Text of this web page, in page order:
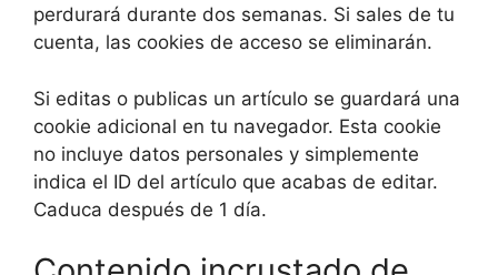
perdurará durante dos semanas. Si sales de tu
cuenta, las cookies de acceso se eliminarán.
Si editas o publicas un artículo se guardará una
cookie adicional en tu navegador. Esta cookie
no incluye datos personales y simplemente
indica el ID del artículo que acabas de editar.
Caduca después de 1 día.